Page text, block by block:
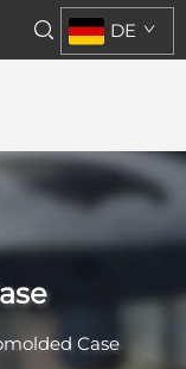
DE
Case